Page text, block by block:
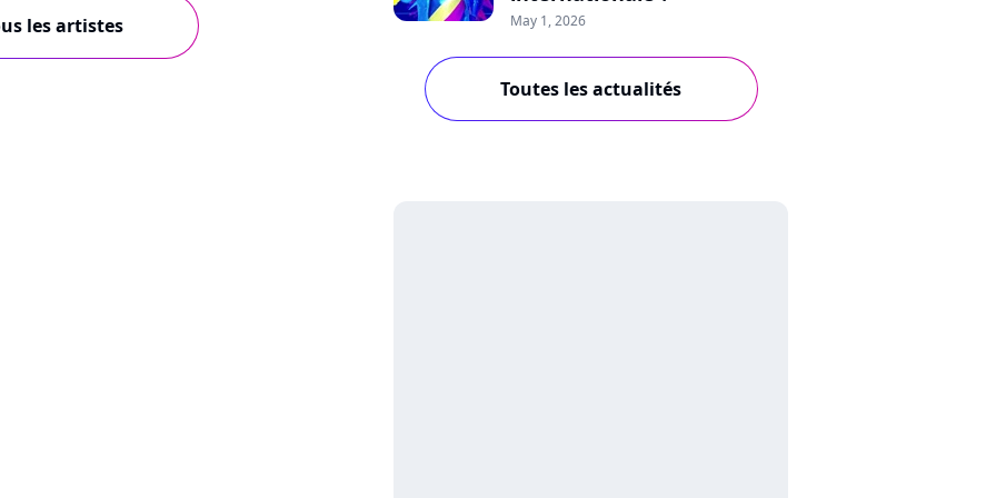
les artistes May 1, 2026
Toutes les actualités